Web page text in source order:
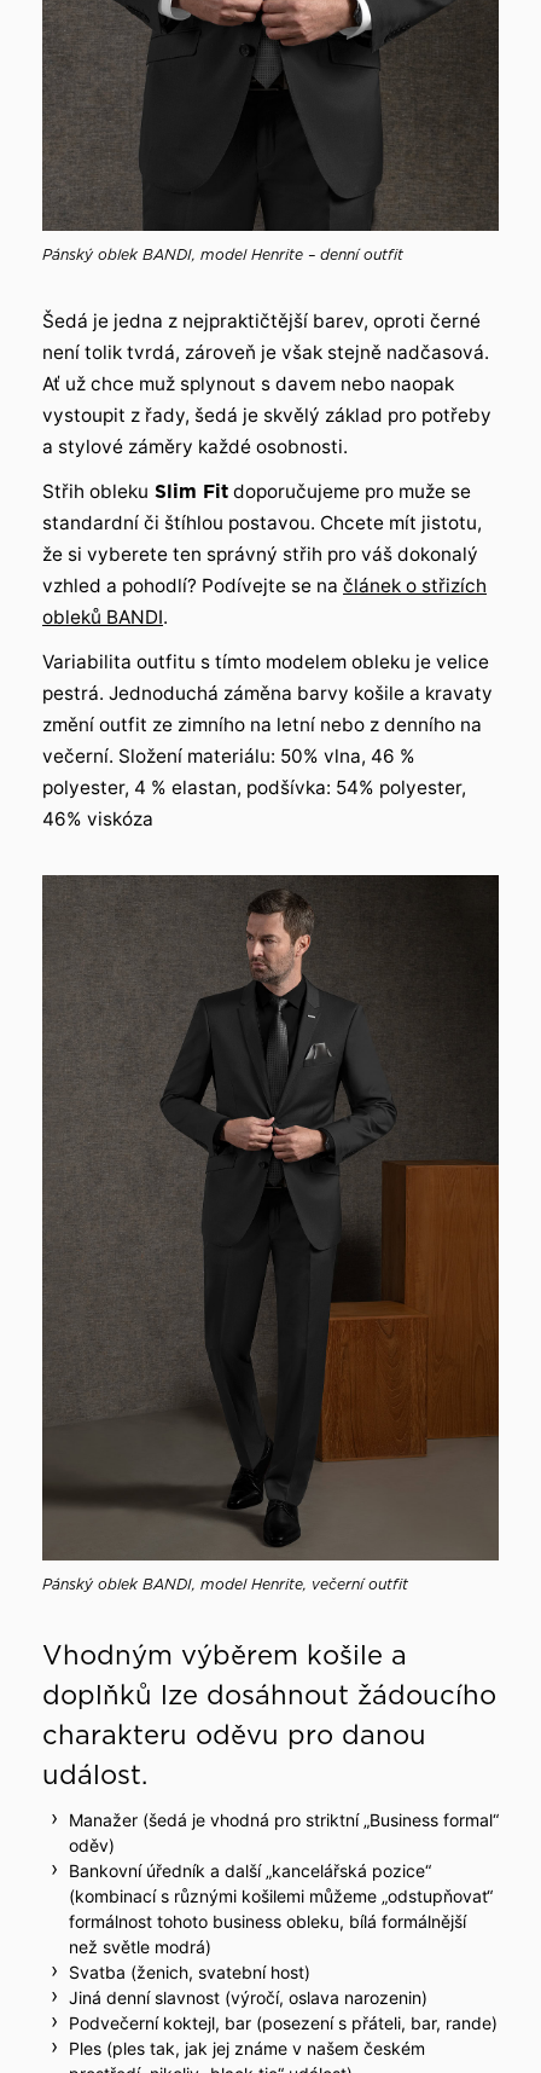
Pánský oblek BANDI, model Henrite – denní outfit
Šedá je jedna z nejpraktičtější barev, oproti černé
není tolik tvrdá, zároveň je však stejně nadčasová.
Ať už chce muž splynout s davem nebo naopak
vystoupit z řady, šedá je skvělý základ pro potřeby
a stylové záměry každé osobnosti.
Střih obleku Slim Fit doporučujeme pro muže se
standardní či štíhlou postavou. Chcete mít jistotu,
že si vyberete ten správný střih pro váš dokonalý
vzhled a pohodlí? Podívejte se na článek o střizích
obleků BANDI.
Variabilita outfitu s tímto modelem obleku je velice
pestrá. Jednoduchá záměna barvy košile a kravaty
změní outfit ze zimního na letní nebo z denního na
večerní. Složení materiálu: 50% vlna, 46 %
polyester, 4 % elastan, podšívka: 54% polyester,
46% viskóza
Pánský oblek BANDI, model Henrite, večerní outfit
Vhodným výběrem košile a
doplňků lze dosáhnout žádoucího
charakteru oděvu pro danou
událost.
Manažer (šedá je vhodná pro striktní „Business formal“
oděv)
Bankovní úředník a další „kancelářská pozice“
(kombinací s různými košilemi můžeme „odstupňovat“
formálnost tohoto business obleku, bílá formálnější
než světle modrá)
Svatba (ženich, svatební host)
Jiná denní slavnost (výročí, oslava narozenin)
Podvečerní koktejl, bar (posezení s přáteli, bar, rande)
Ples (ples tak, jak jej známe v našem českém